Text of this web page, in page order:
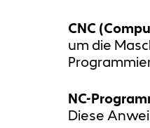
CNC
um die
NC-
Diese